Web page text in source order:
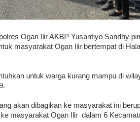
Ogan Ilir AKBP Yusantiyo Sandhy
masyarakat Ogan Ilir bertempat di
untuk warga kurang mampu di
akan dibagikan ke masyarakat ini
masyarakat Ogan Ilir dalam 6